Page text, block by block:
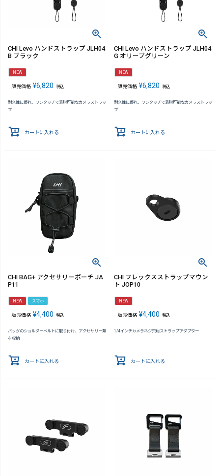
CHI Levo ハンドストラップ JLH04
B ブラック
NEW
販売価格 ¥6,820 税込
耐久性に優れ、ワンタッチで着脱可能なカメラストラッ
プ
カートに入れる
CHI Levo ハンドストラップ JLH04
G オリーブグリーン
NEW
販売価格 ¥6,820 税込
耐久性に優れ、ワンタッチで着脱可能なカメラストラッ
プ
カートに入れる
CHI BAG+ アクセサリーポーチ JA
P11
NEW スマホ
販売価格 ¥4,400 税込
バッグのショルダーベルトに取り付け、アクセサリー類
を収納
カートに入れる
CHI フレックスストラップマウン
ト JOP10
NEW
販売価格 ¥4,400 税込
1/4インチカメラネジ穴用ストラップアダプター
カートに入れる